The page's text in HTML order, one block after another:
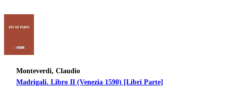
Monteverdi, Claudio
Madrigali. Libro II (Venezia 1590) [Libri Parte]